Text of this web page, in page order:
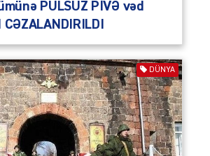
PULSUZ PİVƏ vəd
DÜNYA